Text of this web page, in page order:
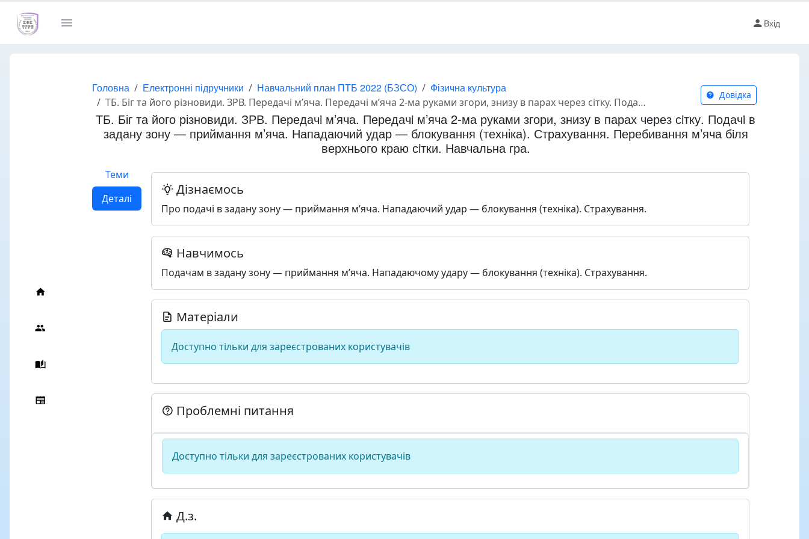
Вхід
Головна Електронні підручники Навчальний план ПТБ 2022 (БЗСО) Фізична культура
ТБ. Біг та його різновиди. ЗРВ. Передачi м’яча. Передачi м’яча 2-ма руками згори, знизу в парах через сiтку. Подачi в задану зону — приймання м’яча. Нападаючий удар — блокування (техніка). Страхування. Перебивання м’яча бiля верхнього краю сiтки. Навчальна гра.
Довідка
ТБ. Біг та його різновиди. ЗРВ. Передачi м’яча. Передачi м’яча 2-ма руками згори, знизу в парах через сiтку. Подачi в
задану зону — приймання м’яча. Нападаючий удар — блокування (техніка). Страхування. Перебивання м’яча бiля
верхнього краю сiтки. Навчальна гра.
Теми
Деталі
Дізнаємось
Про подачi в задану зону — приймання м’яча. Нападаючий удар — блокування (техніка). Страхування.
Навчимось
Подачам в задану зону — приймання м’яча. Нападаючому удару — блокування (техніка). Страхування.
Матеріали
Доступно тільки для зареєстрованих користувачів
Проблемні питання
Доступно тільки для зареєстрованих користувачів
Д.з.